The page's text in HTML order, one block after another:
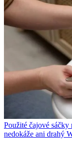
Použité čajové
nedokáže ani drahý